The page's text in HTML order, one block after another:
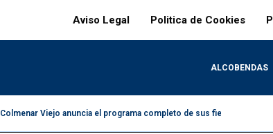
Aviso Legal Politica de Cookies
ALCOBENDAS
Colmenar Viejo anuncia el programa completo de sus fiestas